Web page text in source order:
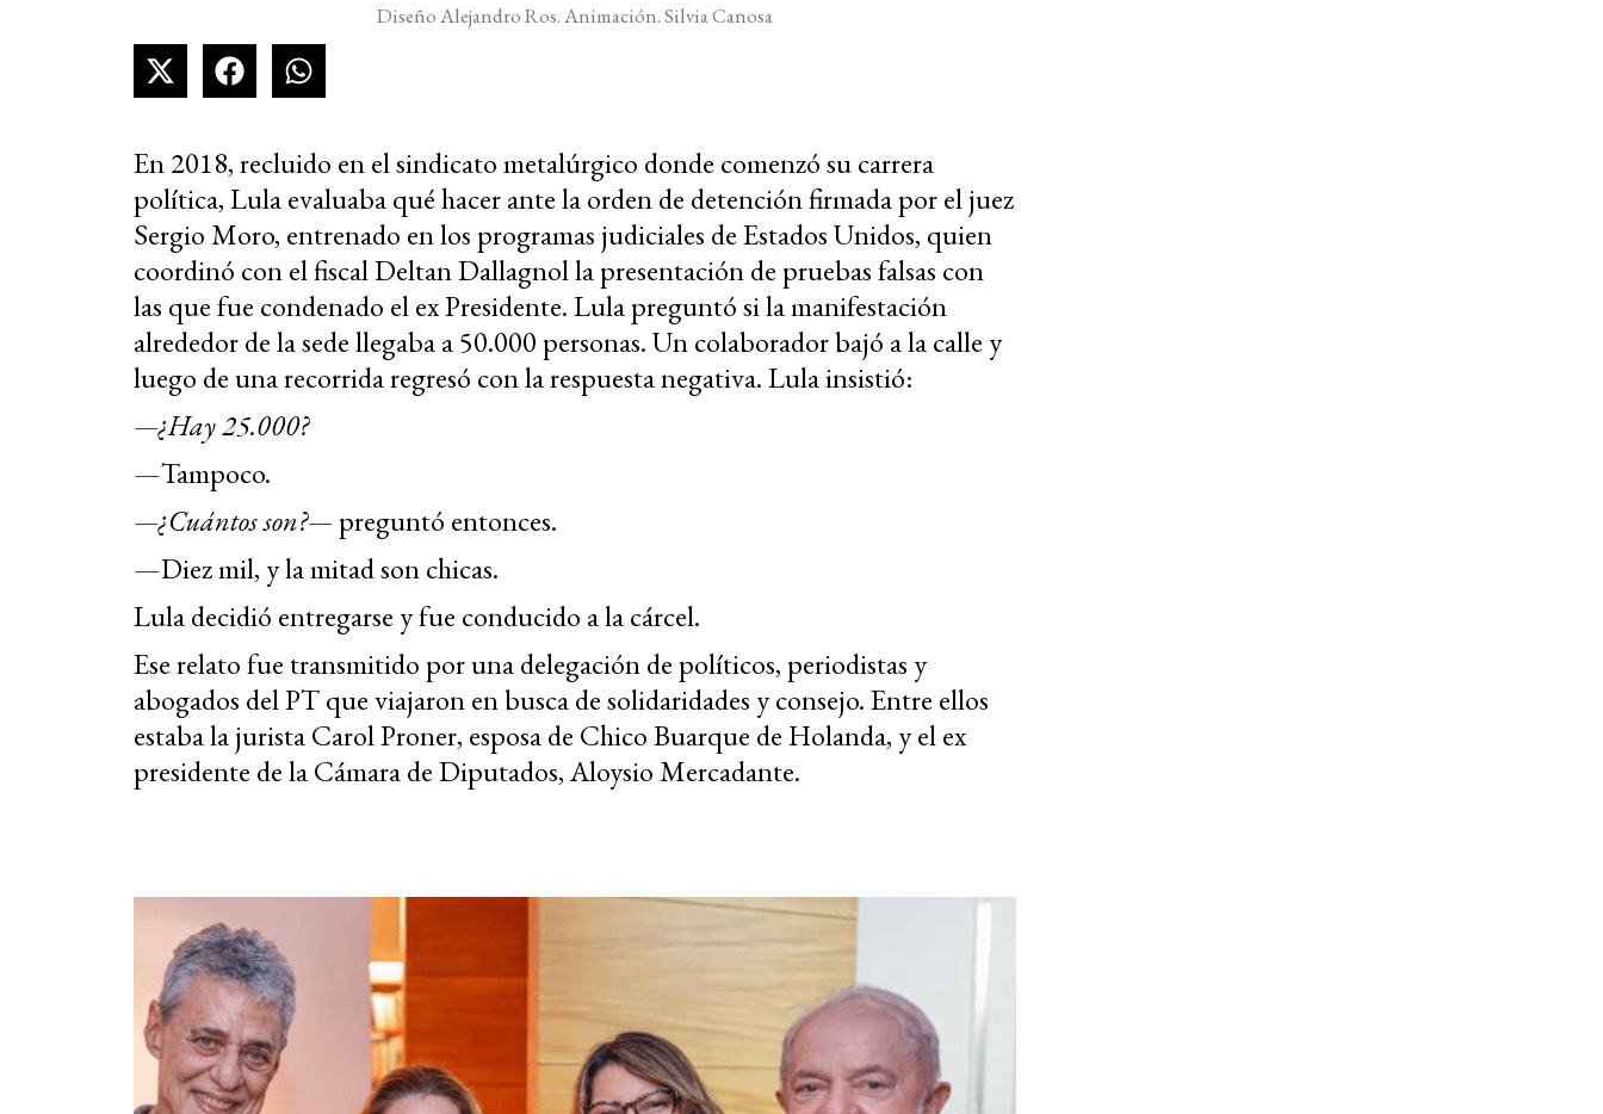
Diseño Alejandro Ros. Animación. Silvia Canosa
En 2018, recluido en el sindicato metalúrgico donde comenzó su carrera
política, Lula evaluaba qué hacer ante la orden de detención firmada por el juez
Sergio Moro, entrenado en los programas judiciales de Estados Unidos, quien
coordinó con el fiscal Deltan Dallagnol la presentación de pruebas falsas con
las que fue condenado el ex Presidente. Lula preguntó si la manifestación
alrededor de la sede llegaba a 50.000 personas. Un colaborador bajó a la calle y
luego de una recorrida regresó con la respuesta negativa. Lula insistió:
—¿Hay 25.000?
—Tampoco.
—¿Cuántos son?—preguntó entonces.
—Diez mil, y la mitad son chicas.
Lula decidió entregarse y fue conducido a la cárcel.
Ese relato fue transmitido por una delegación de políticos, periodistas y
abogados del PT que viajaron en busca de solidaridades y consejo. Entre ellos
estaba la jurista Carol Proner, esposa de Chico Buarque de Holanda, y el ex
presidente de la Cámara de Diputados, Aloysio Mercadante.